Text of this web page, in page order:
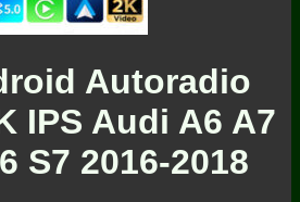
Autoradio
IPS Audi A6 A7
S7 2016-2018